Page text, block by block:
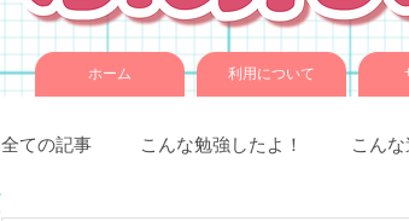
ホーム 利用について
全ての記事 こんな勉強したよ！ こん